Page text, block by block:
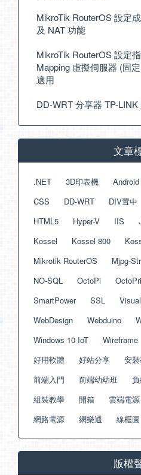
MikroTik RouterOS 設定
及 NAT 功能
MikroTik RouterOS 設定
Mapping 虛擬伺服器 (固
適用
DD-WRT 分享器 TP-
文章
.NET 3D印表機 Android
CSS
DD-WRT DIV置中
HTML5
Hyper-V IIS
Kossel
Kossel 800
Mikrotik RouterOS
Mjpg-
NO-SQL
OctoPi
SmartPower
SSL
WebDesign
Webduino
Windows 10 IoT
Wireframe
好用軟體
好站分享 安
前端入門
前端幼幼班
組裝教學
開箱 雲端電源
網路電源
網樂通 線框圖
版權